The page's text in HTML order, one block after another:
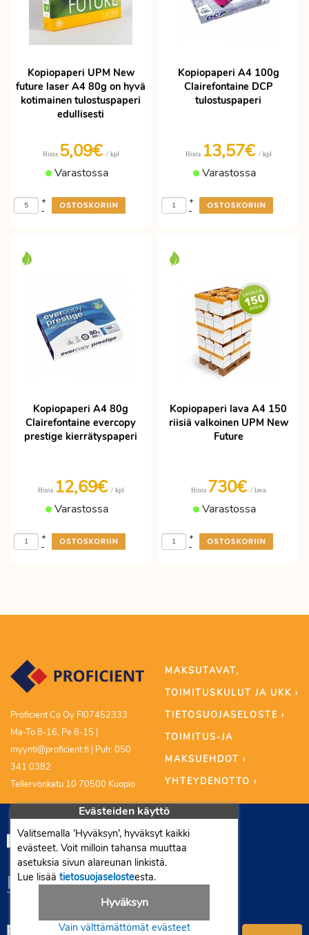
Kopiopaperi UPM New
future laser A4 80g on hyvä
kotimainen tulostuspaperi
edullisesti
Hinta 5,09€ / kpl
Varastossa
-
+
Kopiopaperi A4 100g
Clairefontaine DCP
tulostuspaperi
Hinta 13,57€ / kpl
Varastossa
-
+
Kopiopaperi A4 80g
Clairefontaine evercopy
prestige kierrätyspaperi
Hinta 12,69€ / kpl
Varastossa
-
+
Kopiopaperi lava A4 150
riisiä valkoinen UPM New
Future
Hinta 730€ / lava
Varastossa
-
+
Proficient Co Oy FI07452333
Ma-To 8-16, Pe 8-15 |
myynti@proficient.fi | Puh: 050
341 0382
Tellervonkatu 10 70500 Kuopio
MAKSUTAVAT,
TOIMITUSKULUT JA UKK ›
TIETOSUOJASELOSTE ›
TOIMITUS-JA
MAKSUEHDOT ›
YHTEYDENOTTO ›
Evästeiden käyttö
Valitsemalla ’Hyväksyn’, hyväksyt kaikki
evästeet. Voit milloin tahansa muuttaa
asetuksia sivun alareunan linkistä.
Lue lisää tietosuojaselosteesta.
Hyväksyn
Vain välttämättömät evästeet